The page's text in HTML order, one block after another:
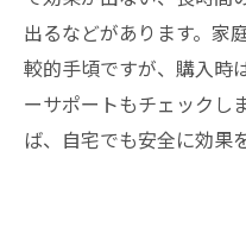
出るなどがあります。家
較的手頃ですが、購入時
ーサポートもチェックし
ば、自宅でも安全に効果